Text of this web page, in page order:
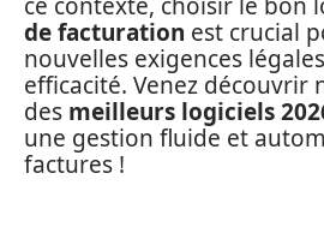
de facturation est crucial
nouvelles exigences
efficacité. Venez découvrir
des meilleurs logiciels
une gestion fluide et
factures !